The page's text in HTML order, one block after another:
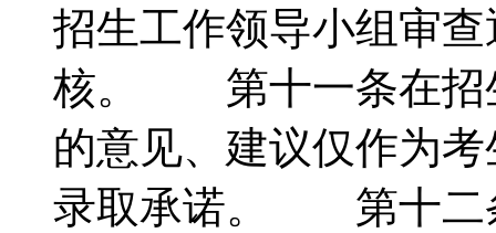
招生工作领导小组审
核。 第十一条在招
的意见、建议仅作为
录取承诺。 第十二